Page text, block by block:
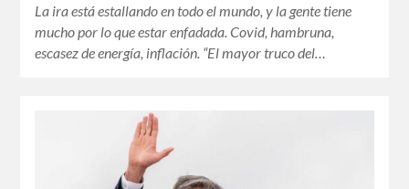
La ira está estallando en todo el mundo, y la gente tiene
mucho por lo que estar enfadada. Covid, hambruna,
escasez de energía, inflación. “El mayor truco del…